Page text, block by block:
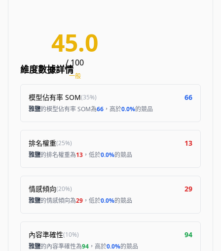
45.0
/ 100
一般
維度數據詳情
模型佔有率 SOM(35%) 66
雅鹽的模型佔有率 SOM為66 ，高於0.0%的競品
排名權重(25%) 13
雅鹽的排名權重為13 ，低於0.0%的競品
情感傾向(20%) 29
雅鹽的情感傾向為29 ，低於0.0%的競品
內容準確性(10%) 94
雅鹽的內容準確性為94 ，高於0.0%的競品